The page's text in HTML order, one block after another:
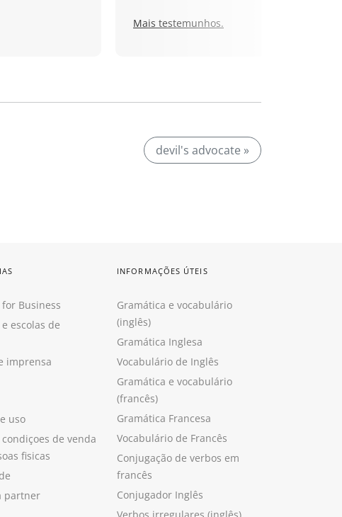
Mais testemunhos.
devil's advocate »
Business
escolas de
imprensa
uso
de venda
fisicas
partner
INFORMAÇÕES ÚTEIS
Gramática e vocabulário
(inglês)
Gramática Inglesa
Vocabulário de Inglês
Gramática e vocabulário
(francês)
Gramática Francesa
Vocabulário de Francês
Conjugação de verbos em
francês
Conjugador Inglês